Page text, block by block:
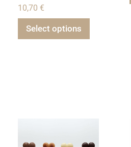
10,70 €
Select options